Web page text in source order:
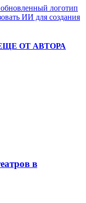
логотип
ИИ для создания
ОТ АВТОРА
в